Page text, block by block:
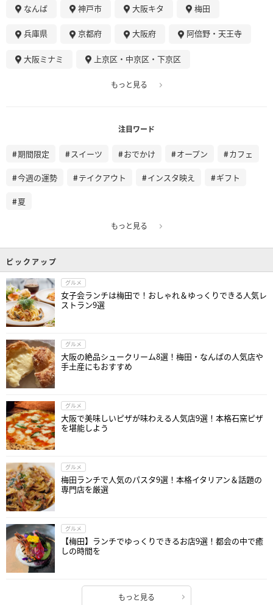
なんば 神戸市 大阪キタ 梅田
兵庫県 京都府 大阪府 阿倍野・天王寺
大阪ミナミ 上京区・中京区・下京区
もっと見る
注目ワード
期間限定 スイーツ おでかけ オープン カフェ
今週の運勢 テイクアウト インスタ映え ギフト
夏
もっと見る
ピックアップ
グルメ
女子会ランチは梅田で！おしゃれ＆ゆっくりできる人気レ
ストラン9選
グルメ
大阪の絶品シュークリーム8選！梅田・なんばの人気店や
手土産にもおすすめ
グルメ
大阪で美味しいピザが味わえる人気店9選！本格石窯ピザ
を堪能しよう
グルメ
梅田ランチで人気のパスタ9選！本格イタリアン＆話題の
専門店を厳選
グルメ
【梅田】ランチでゆっくりできるお店9選！都会の中で癒
しの時間を
もっと見る